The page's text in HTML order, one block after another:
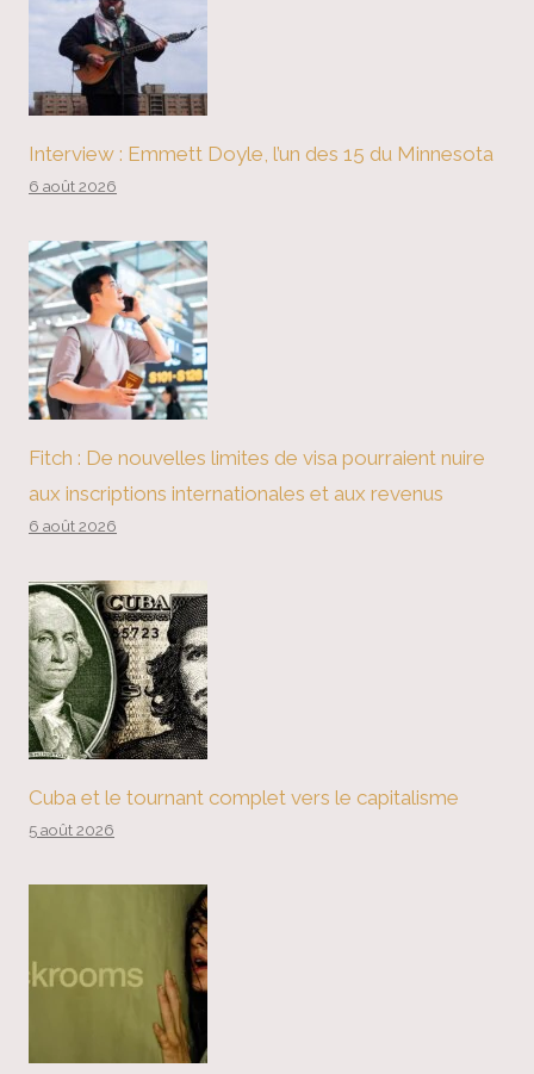
Interview : Emmett Doyle, l’un des 15 du Minnesota
6 août 2026
Fitch : De nouvelles limites de visa pourraient nuire
aux inscriptions internationales et aux revenus
6 août 2026
Cuba et le tournant complet vers le capitalisme
5 août 2026